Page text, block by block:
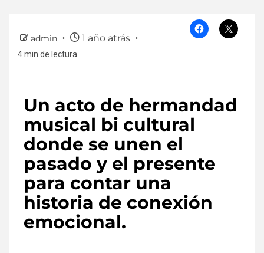
admin 1 año atrás
4 min de lectura
Un acto de hermandad
musical bi cultural
donde se unen el
pasado y el presente
para contar una
historia de conexión
emocional.